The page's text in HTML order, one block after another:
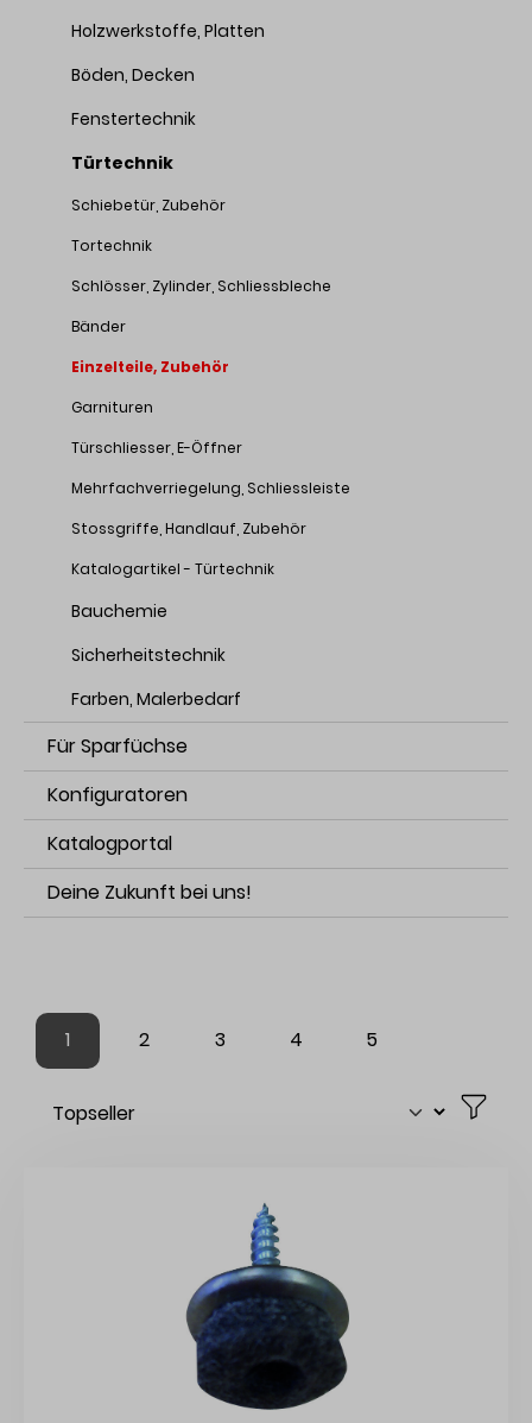
Holzwerkstoffe, Platten
Böden, Decken
Fenstertechnik
Türtechnik
Schiebetür, Zubehör
Tortechnik
Schlösser, Zylinder, Schliessbleche
Bänder
Einzelteile, Zubehör
Garnituren
Türschliesser, E-Öffner
Mehrfachverriegelung, Schliessleiste
Stossgriffe, Handlauf, Zubehör
Katalogartikel - Türtechnik
Bauchemie
Sicherheitstechnik
Farben, Malerbedarf
Für Sparfüchse
Konfiguratoren
Katalogportal
Deine Zukunft bei uns!
1 2 3 4 5